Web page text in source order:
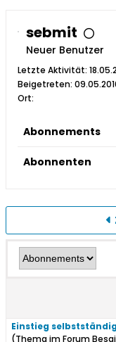
sebmit
Neuer Benutzer
Letzte Aktivität:
Beigetreten:
Ort:
Abonnements
Abonnenten
Einstieg
(Thema im Forum